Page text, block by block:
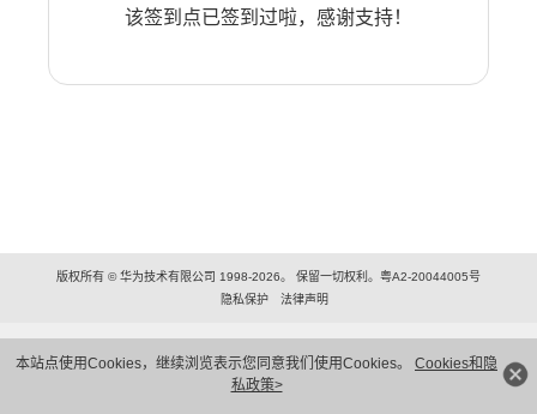
本站点使用Cookies，继续浏览表示您同意我们使用Cookies。 Cookies和隐
私政策>
该签到点已签到过啦，感谢支持！
版权所有 © 华为技术有限公司 1998-2026。 保留一切权利。粤A2-20044005号
隐私保护
法律声明